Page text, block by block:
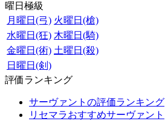
曜日極級
月曜日(弓) 火曜日(槍)
水曜日(狂) 木曜日(騎)
金曜日(術) 土曜日(殺)
日曜日(剣)
評価ランキング
サーヴァントの評価ランキング
リセマラおすすめサーヴァント